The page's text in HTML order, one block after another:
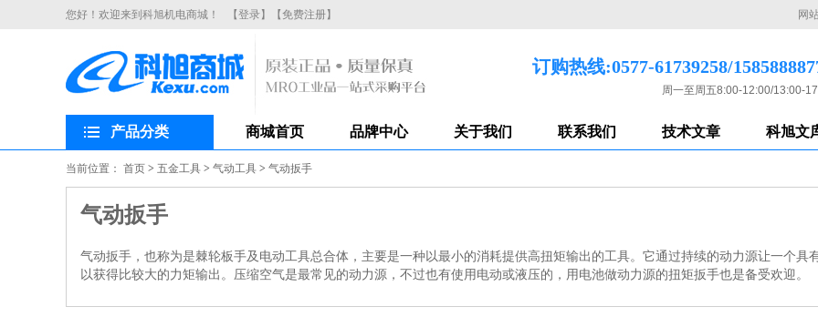
您好！欢迎来到科旭机电商城！ 【登录】 【免费注册】 网
订购热线:0577-61739258/
周一至周五8:00-12:00/13:00-
产品分类 商城首页 品牌中心 关于我们 联系我们 技术文章 科旭文
当前位置： 首页 > 五金工具 > 气动工具 > 气动扳手
气动扳手
气动扳手，也称为是棘轮板手及电动工具总合体，主要是一种以最小的消耗提供高扭矩输出的工具。它通过持续的动力源让一个
以获得比较大的力矩输出。压缩空气是最常见的动力源，不过也有使用电动或液压的，用电池做动力源的扭矩扳手也是备受欢迎。